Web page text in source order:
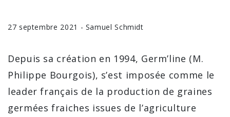
27 septembre 2021 - Samuel Schmidt
Depuis sa création en 1994, Germ’line (M.
Philippe Bourgois), s’est imposée comme le
leader français de la production de graines
germées fraiches issues de l’agriculture